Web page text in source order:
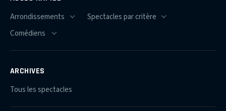
ARCHIVES
Tous les spectacles